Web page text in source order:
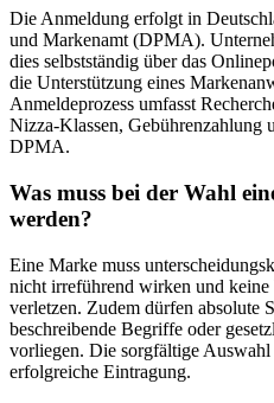
Die Anmeldung erfolgt in
und Markenamt (DPMA).
dies selbstständig über das
die Unterstützung eines
Anmeldeprozess umfasst
Nizza-Klassen, Gebührenzahlung
DPMA.
Was muss bei der Wahl
werden?
Eine Marke muss
nicht irreführend wirken und keine
verletzen. Zudem dürfen absolute
beschreibende Begriffe oder
vorliegen. Die sorgfältige
erfolgreiche Eintragung.